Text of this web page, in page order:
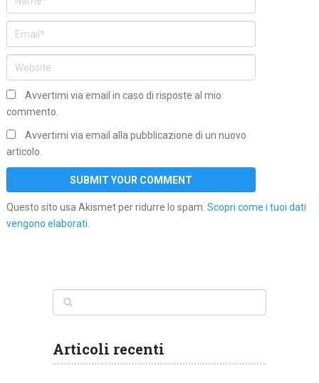
Avvertimi via email in caso di risposte al mio
commento.
Avvertimi via email alla pubblicazione di un nuovo
articolo.
Questo sito usa Akismet per ridurre lo spam. Scopri come i tuoi dati
vengono elaborati.
Articoli recenti